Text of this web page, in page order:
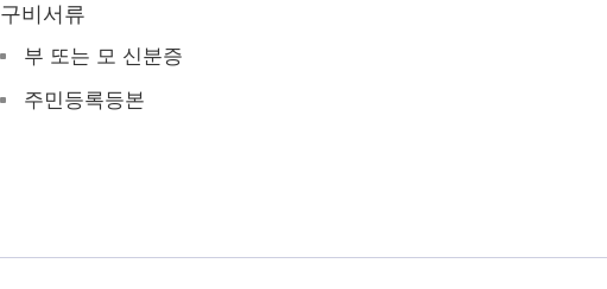
구비서류
부 또는 모 신분증
주민등록등본